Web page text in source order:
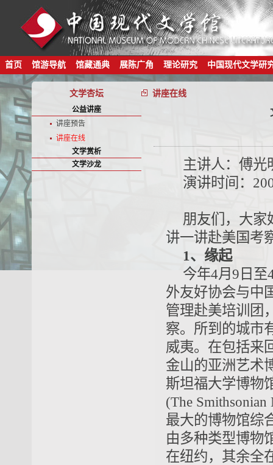
首页 馆游导航 馆藏通典 展陈广角 理论研究 中国现代文学研
文学杏坛 讲座在线
公益讲座
讲座预告
讲座在线
文学赏析
文学沙龙
主讲人：傅光
演讲时间：
朋友们，大家
讲一讲赴美国考
1、缘起
今年4月9日至
外友好协会与中
管理赴美培训团
察。所到的城市
威夷。在包括来
金山的亚洲艺术
斯坦福大学博物
(The Smithsonian
最大的博物馆综
由多种类型博物
在纽约，其余全